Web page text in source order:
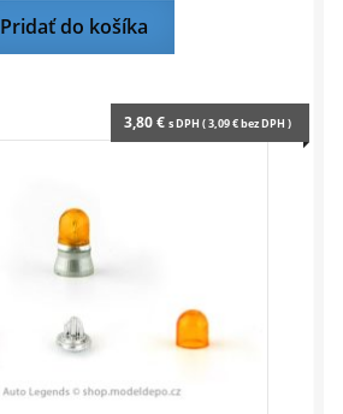
Pridať do košíka
3,80€ s DPH (3,09€bez DPH )